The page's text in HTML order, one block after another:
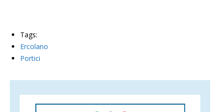
Tags:
Ercolano
Portici